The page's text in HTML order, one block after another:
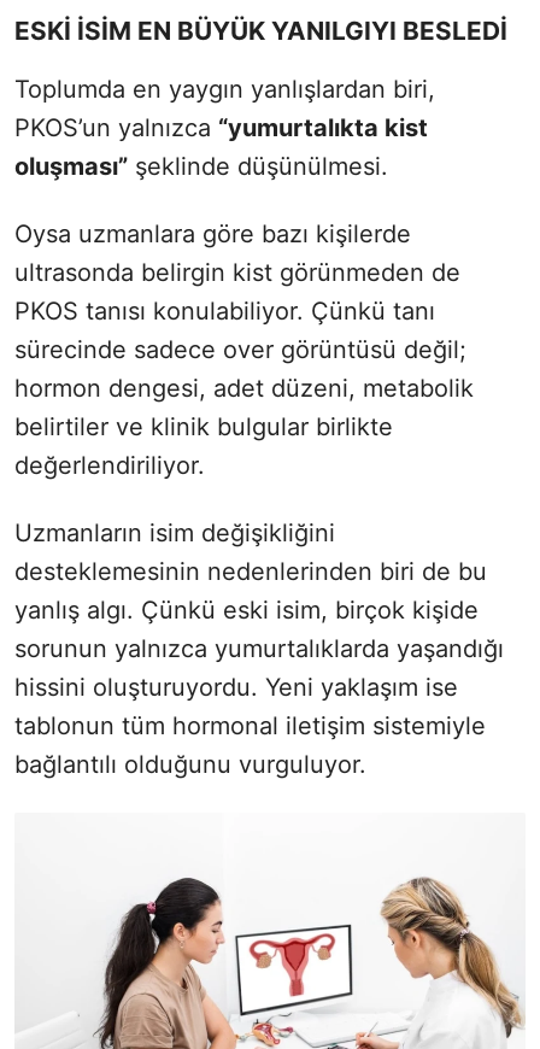
ESKİ İSİM EN BÜYÜK YANILGIYI BESLEDİ
Toplumda en yaygın yanlışlardan biri,
PKOS’un yalnızca “yumurtalıkta kist
oluşması” şeklinde düşünülmesi.
Oysa uzmanlara göre bazı kişilerde
ultrasonda belirgin kist görünmeden de
PKOS tanısı konulabiliyor. Çünkü tanı
sürecinde sadece over görüntüsü değil;
hormon dengesi, adet düzeni, metabolik
belirtiler ve klinik bulgular birlikte
değerlendiriliyor.
Uzmanların isim değişikliğini
desteklemesinin nedenlerinden biri de bu
yanlış algı. Çünkü eski isim, birçok kişide
sorunun yalnızca yumurtalıklarda yaşandığı
hissini oluşturuyordu. Yeni yaklaşım ise
tablonun tüm hormonal iletişim sistemiyle
bağlantılı olduğunu vurguluyor.